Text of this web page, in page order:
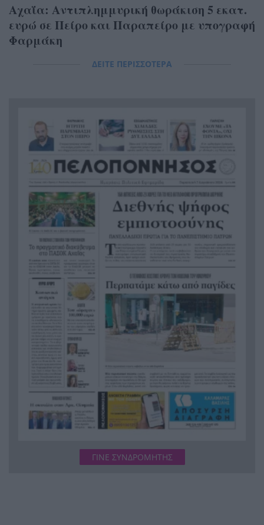
Αχαΐα: Αντιπλημμυρική θωράκιση 5 εκατ.
ευρώ σε Πείρο και Παραπείρο με υπογραφή
Φαρμάκη
ΔΕΙΤΕ ΠΕΡΙΣΣΟΤΕΡΑ
ΓΙΝΕ ΣΥΝΔΡΟΜΗΤΗΣ